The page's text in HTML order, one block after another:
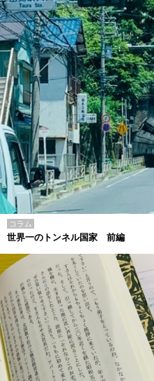
コラム
世界一のトンネル国家 前編